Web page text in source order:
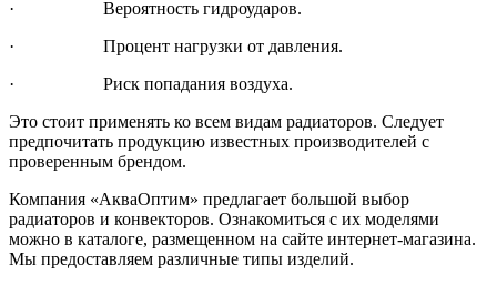
·
Вероятность гидроударов.
·
Процент нагрузки от давления.
·
Риск попадания воздуха.
Это стоит применять ко всем видам радиаторов. Следует
предпочитать продукцию известных производителей с
проверенным брендом.
Компания «АкваОптим» предлагает большой выбор
радиаторов и конвекторов. Ознакомиться с их моделями
можно в каталоге, размещенном на сайте интернет-магазина.
Мы предоставляем различные типы изделий.